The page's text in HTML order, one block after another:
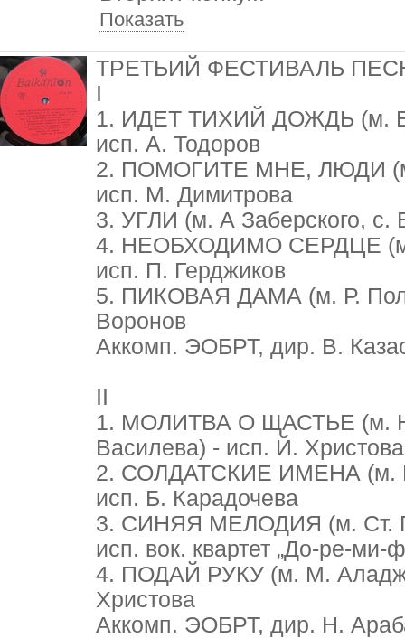
Показать
ТРЕТЬИЙ ФЕСТИВАЛЬ
I
1. ИДЕТ ТИХИЙ ДОЖДЬ (м.
исп. А. Тодоров
2. ПОМОГИТЕ МНЕ, ЛЮДИ (м.
исп. М. Димитрова
3. УГЛИ (м. А Заберского, с.
4. НЕОБХОДИМО СЕРДЦЕ (м.
исп. П. Герджиков
5. ПИКОВАЯ ДАМА (м. Р.
Воронов
Аккомп. ЭОБРТ, дир. В.
II
1. МОЛИТВА О ЩАСТЬЕ (м.
Василева) - исп. Й. Христова
2. СОЛДАТСКИЕ ИМЕНА (м.
исп. Б. Карадочева
3. СИНЯЯ МЕЛОДИЯ (м. Ст.
исп. вок. квартет „До-ре-ми-
4. ПОДАЙ РУКУ (м. М.
Христова
Аккомп. ЭОБРТ, дир. Н.